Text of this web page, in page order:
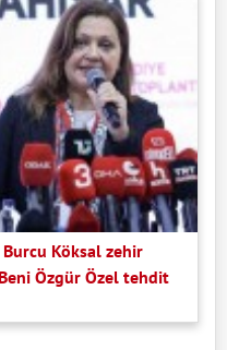
Köksal zehir
Özgür Özel tehdit